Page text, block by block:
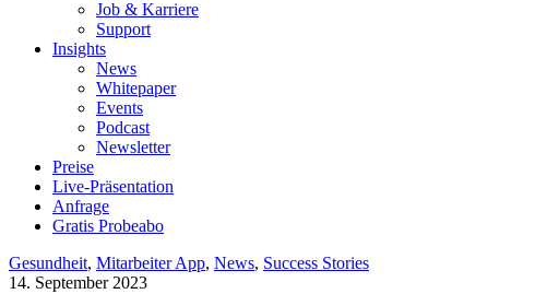
Job & Karriere
Support
Insights
News
Whitepaper
Events
Podcast
Newsletter
Preise
Live-Präsentation
Anfrage
Gratis Probeabo
Gesundheit, Mitarbeiter App, News, Success Stories
14. September 2023